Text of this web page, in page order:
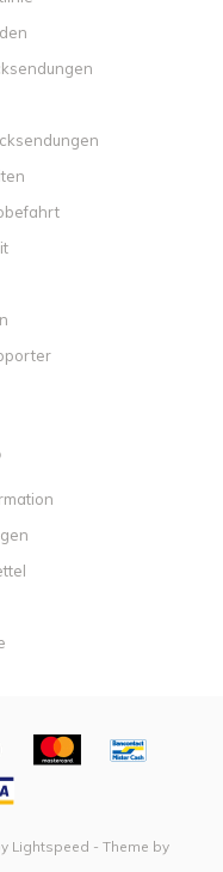
Lightspeed - Theme by